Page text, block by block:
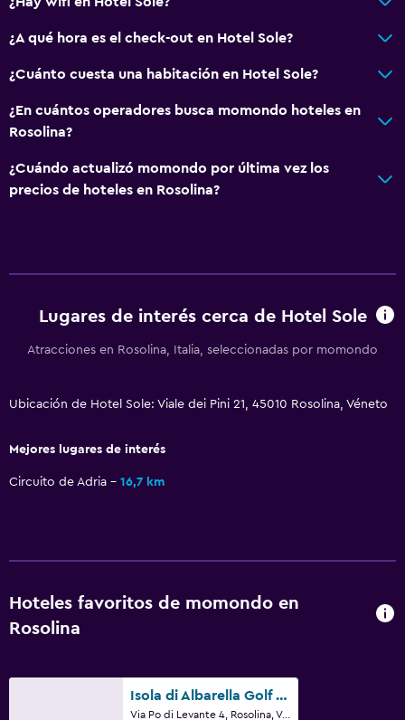
Ascensor
Terraza
Salud y seguridad
Caja fuerte
Caja fuerte
Recepción 24 horas
Armario o clóset
Ideal para familias
¿A qué hora es el check-out en Hotel Sole?
¿Cuánto cuesta una habitación en Hotel Sole?
¿En cuántos operadores busca momondo hoteles en
Rosolina?
¿Cuándo actualizó momondo por última vez los
precios de hoteles en Rosolina?
Lugares de interés cerca de Hotel Sole
Atracciones en Rosolina, Italia, seleccionadas por momondo
Ubicación de Hotel Sole: Viale dei Pini 21, 45010 Rosolina, Véneto
Mejores lugares de interés
Circuito de Adria 16,7 km
Hoteles favoritos de momondo en
Rosolina
Isola di Albarella Golf Hotel
Via Po di Levante 4, Rosolina, Véneto